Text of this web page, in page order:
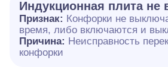
Индукционная плита не
Признак: Конфорки не
время, либо включаются и
Причина: Неисправность
конфорки